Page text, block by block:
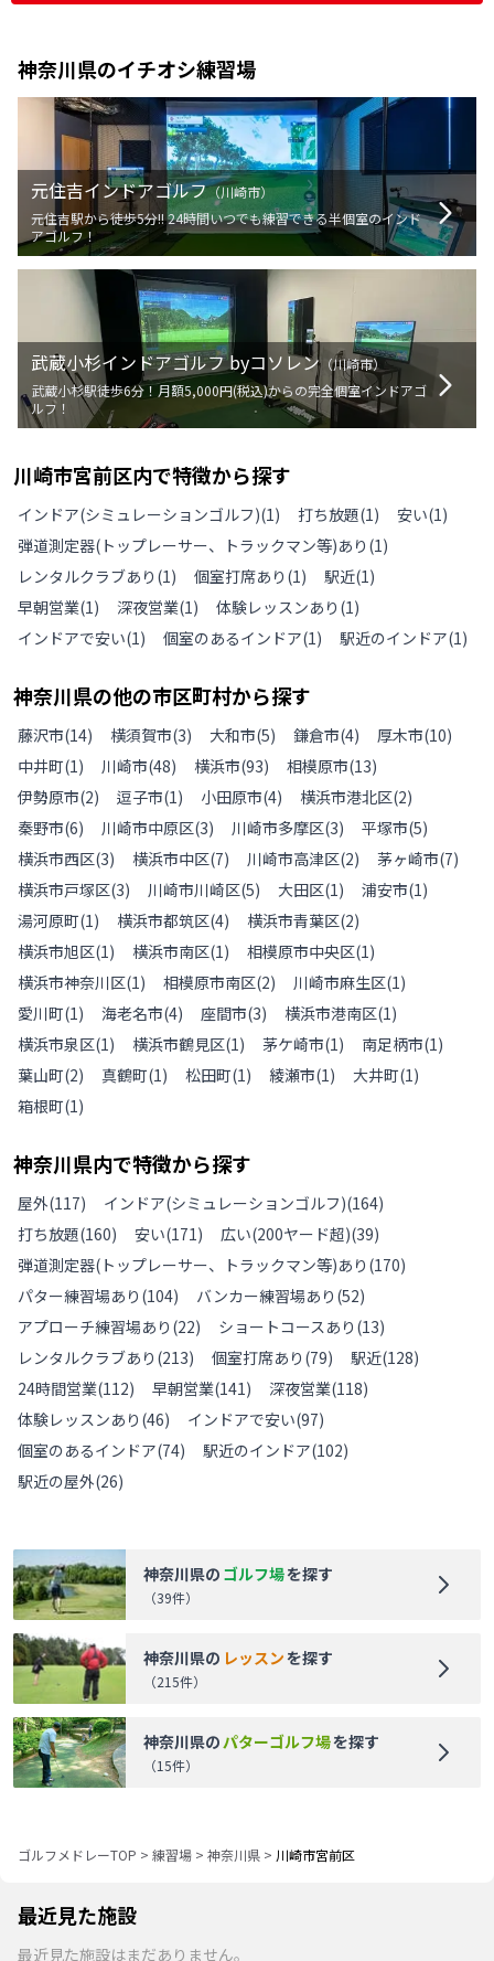
神奈川県のイチオシ練習場
元住吉インドアゴルフ（川崎市）
元住吉駅から徒歩5分!! 24時間いつでも練習できる半個室のインド
アゴルフ！
武蔵小杉インドアゴルフ byコソレン（川崎市）
武蔵小杉駅徒歩6分！月額5,000円(税込)からの完全個室インドアゴ
ルフ！
川崎市宮前区内で特徴から探す
インドア(シミュレーションゴルフ)(1) 打ち放題(1) 安い(1)
弾道測定器(トップレーサー、トラックマン等)あり (1)
レンタルクラブあり (1) 個室打席あり (1) 駅近(1)
早朝営業(1) 深夜営業(1) 体験レッスンあり (1)
インドアで安い(1) 個室のあるインドア(1) 駅近のインドア(1)
神奈川県の他の市区町村から探す
藤沢市(14) 横須賀市(3) 大和市(5) 鎌倉市(4) 厚木市(10)
中井町(1) 川崎市(48) 横浜市(93) 相模原市(13)
伊勢原市(2) 逗子市(1) 小田原市(4) 横浜市港北区(2)
秦野市(6) 川崎市中原区(3) 川崎市多摩区(3) 平塚市(5)
横浜市西区(3) 横浜市中区(7) 川崎市高津区(2) 茅ヶ崎市(7)
横浜市戸塚区(3) 川崎市川崎区(5) 大田区(1) 浦安市(1)
湯河原町(1) 横浜市都筑区(4) 横浜市青葉区(2)
横浜市旭区(1) 横浜市南区(1) 相模原市中央区(1)
横浜市神奈川区(1) 相模原市南区(2) 川崎市麻生区(1)
愛川町(1) 海老名市(4) 座間市(3) 横浜市港南区(1)
横浜市泉区(1) 横浜市鶴見区(1) 茅ケ崎市(1) 南足柄市(1)
葉山町(2) 真鶴町(1) 松田町(1) 綾瀬市(1) 大井町(1)
箱根町(1)
神奈川県内で特徴から探す
屋外(117) インドア(シミュレーションゴルフ)(164)
打ち放題(160) 安い(171) 広い(200ヤード超)(39)
弾道測定器(トップレーサー、トラックマン等)あり (170)
パター練習場あり (104) バンカー練習場あり (52)
アプローチ練習場あり (22) ショートコースあり (13)
レンタルクラブあり (213) 個室打席あり (79) 駅近(128)
24時間営業(112) 早朝営業(141) 深夜営業(118)
体験レッスンあり (46) インドアで安い(97)
個室のあるインドア(74) 駅近のインドア(102)
駅近の屋外(26)
神奈川県の ゴルフ場を探す
（39件）
神奈川県の レッスンを探す
（215件）
神奈川県のパターゴルフ場を探す
（15件）
ゴルフメドレーTOP > 練習場 > 神奈川県 > 川崎市宮前区
最近見た施設
最近見た施設はまだありません。